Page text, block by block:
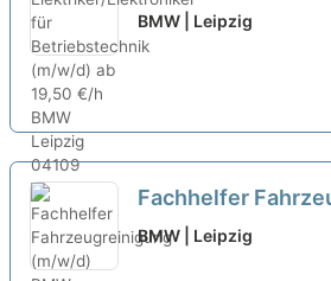
Betriebstechnik
€/h
BMW | Leipzig
Fachhelfer
(m/w/d) neu
BMW | Leipzig